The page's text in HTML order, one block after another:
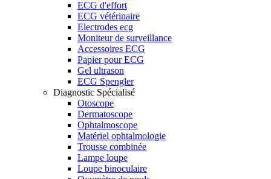
ECG d'effort
ECG vétérinaire
Electrodes ecg
Moniteur de surveillance
Accessoires ECG
Papier pour ECG
Gel ultrason
ECG Spengler
Diagnostic Spécialisé
Otoscope
Dermatoscope
Ophtalmoscope
Matériel ophtalmologie
Trousse combinée
Lampe loupe
Loupe binoculaire